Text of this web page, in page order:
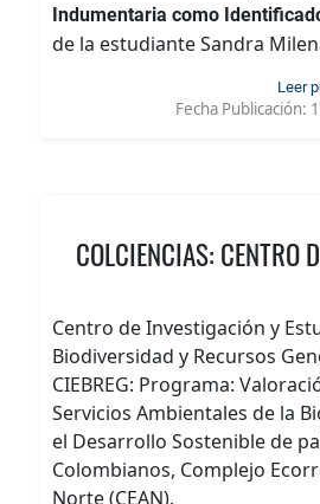
Indumentaria como
de la estudiante Sandra
Leer
Fecha Publicación:
COLCIENCIAS: CENTRO
Centro de Investigación y
Biodiversidad y Recursos
CIEBREG: Programa:
Servicios Ambientales de la
el Desarrollo Sostenible de
Colombianos, Complejo
Norte (CEAN).